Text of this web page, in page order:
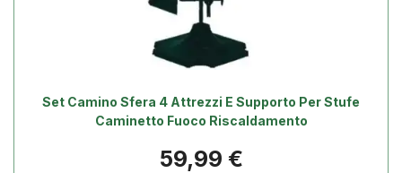
Set Camino Sfera 4 Attrezzi E Supporto Per Stufe
Caminetto Fuoco Riscaldamento
Prezzo
59,99 €